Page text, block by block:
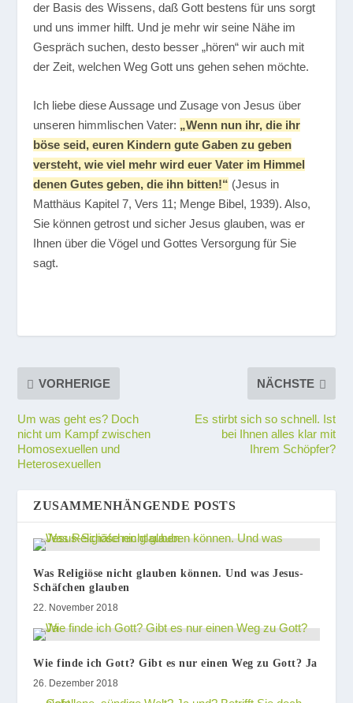
der Basis des Wissens, daß Gott bestens für uns sorgt
und uns immer hilft. Und je mehr wir seine Nähe im
Gespräch suchen, desto besser „hören“ wir auch mit
der Zeit, welchen Weg Gott uns gehen sehen möchte.
Ich liebe diese Aussage und Zusage von Jesus über
unseren himmlischen Vater: „Wenn nun ihr, die ihr
böse seid, euren Kindern gute Gaben zu geben
versteht, wie viel mehr wird euer Vater im Himmel
denen Gutes geben, die ihn bitten!“ (Jesus in
Matthäus Kapitel 7, Vers 11; Menge Bibel, 1939). Also,
Sie können getrost und sicher Jesus glauben, was er
Ihnen über die Vögel und Gottes Versorgung für Sie
sagt.
VORHERIGE
Um was geht es? Doch
nicht um Kampf zwischen
Homosexuellen und
Heterosexuellen
NÄCHSTE
Es stirbt sich so schnell. Ist
bei Ihnen alles klar mit
Ihrem Schöpfer?
ZUSAMMENHÄNGENDE POSTS
Was Religiöse nicht glauben können. Und was Jesus-
Schäfchen glauben
22. November 2018
Wie finde ich Gott? Gibt es nur einen Weg zu Gott? Ja
26. Dezember 2018